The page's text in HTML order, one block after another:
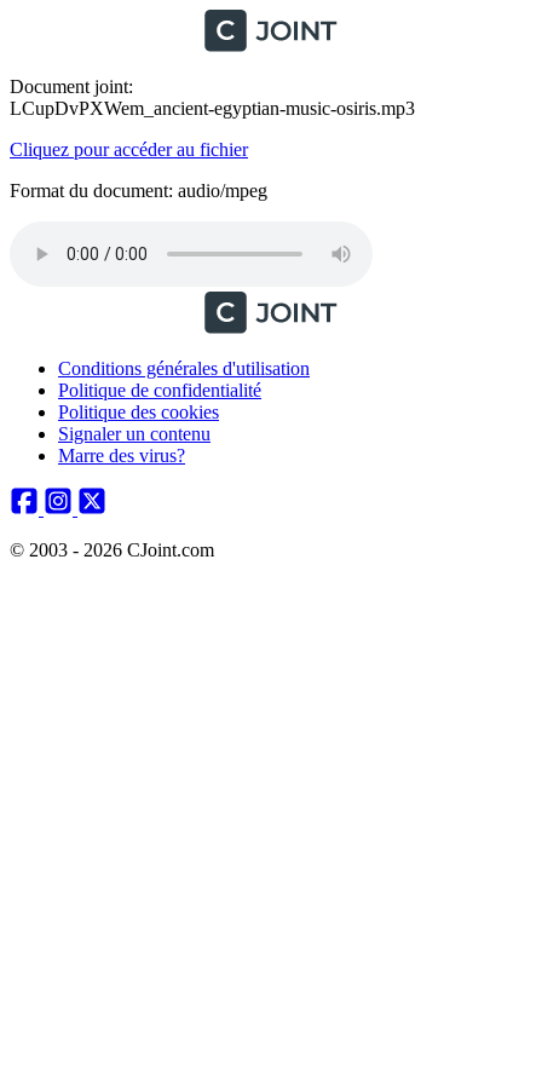
Document joint:
LCupDvPXWem_ancient-egyptian-music-osiris.mp3
Cliquez pour accéder au fichier
Format du document: audio/mpeg
Conditions générales d'utilisation
Politique de confidentialité
Politique des cookies
Signaler un contenu
Marre des virus?
© 2003 - 2026 CJoint.com